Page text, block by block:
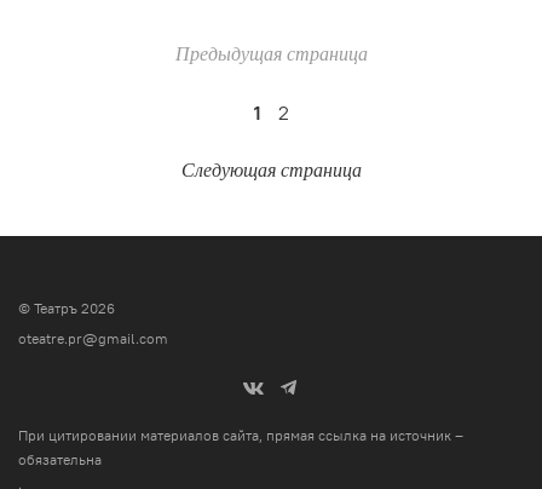
Предыдущая страница
1 2
Следующая страница
© Театръ 2026
oteatre.pr@gmail.com
При цитировании материалов сайта, прямая ссылка на источник –
обязательна
.